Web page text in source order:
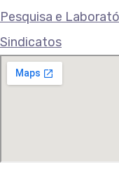
Pesquisa e
Sindicatos